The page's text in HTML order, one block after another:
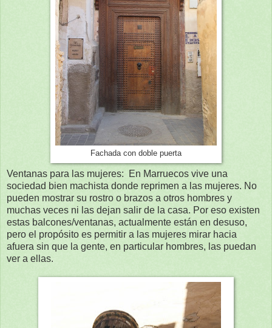
Fachada con doble puerta
Ventanas para las mujeres: En Marruecos vive una
sociedad bien machista donde reprimen a las mujeres. No
pueden mostrar su rostro o brazos a otros hombres y
muchas veces ni las dejan salir de la casa. Por eso existen
estas balcones/ventanas, actualmente están en desuso,
pero el propósito es permitir a las mujeres mirar hacia
afuera sin que la gente, en particular hombres, las puedan
ver a ellas.